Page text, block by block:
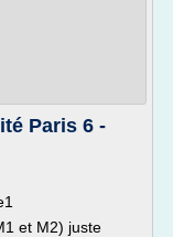
Paris 6 -
et M2) juste